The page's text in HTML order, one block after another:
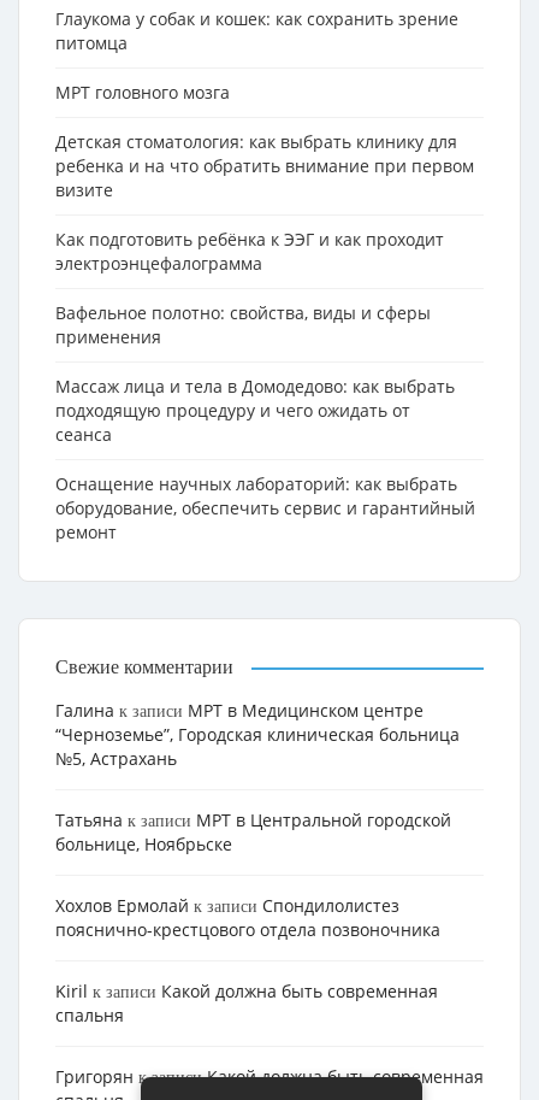
Глаукома у собак и кошек: как сохранить зрение
питомца
МРТ головного мозга
Детская стоматология: как выбрать клинику для
ребенка и на что обратить внимание при первом
визите
Как подготовить ребёнка к ЭЭГ и как проходит
электроэнцефалограмма
Вафельное полотно: свойства, виды и сферы
применения
Массаж лица и тела в Домодедово: как выбрать
подходящую процедуру и чего ожидать от
сеанса
Оснащение научных лабораторий: как выбрать
оборудование, обеспечить сервис и гарантийный
ремонт
Свежие комментарии
Галина к записи МРТ в Медицинском центре
“Черноземье”, Городская клиническая больница
№5, Астрахань
Татьяна к записи МРТ в Центральной городской
больнице, Ноябрьске
Хохлов Ермолай к записи Cпондилолистез
пояснично-крестцового отдела позвоночника
Kiril к записи Какой должна быть современная
спальня
Григорян к записиКакой должна быть современная